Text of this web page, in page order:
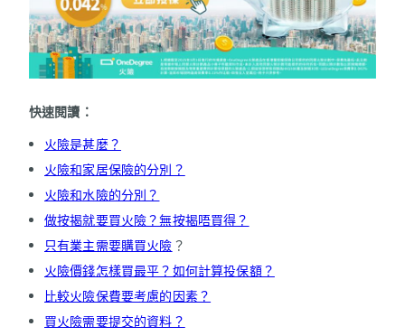
快速閱讀：
火險是甚麼？
火險和家居保險的分別？
火險和水險的分別？
做按揭就要買火險？無按揭唔買得？
只有業主需要購買火險 ？
火險價錢怎樣買最平？如何計算投保額？
比較火險保費要考慮的因素？
買火險需要提交的資料？